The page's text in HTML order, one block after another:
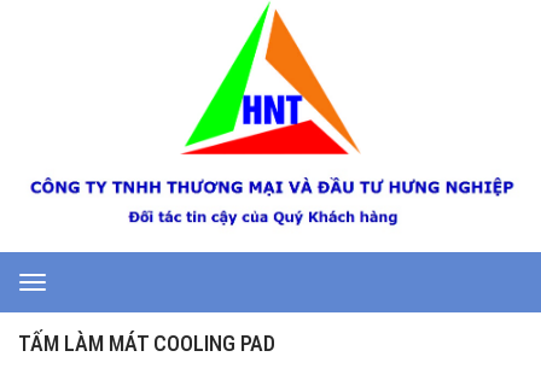
Toggle
navigation
TẤM LÀM MÁT COOLING PAD